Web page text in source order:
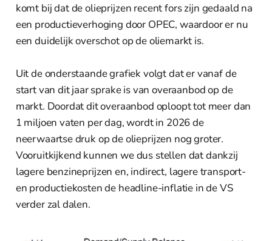
komt bij dat de olieprijzen recent fors zijn gedaald na
een productieverhoging door OPEC, waardoor er nu
een duidelijk overschot op de oliemarkt is.
Uit de onderstaande grafiek volgt dat er vanaf de
start van dit jaar sprake is van overaanbod op de
markt. Doordat dit overaanbod oploopt tot meer dan
1 miljoen vaten per dag, wordt in 2026 de
neerwaartse druk op de olieprijzen nog groter.
Vooruitkijkend kunnen we dus stellen dat dankzij
lagere benzineprijzen en, indirect, lagere transport-
en productiekosten de headline-inflatie in de VS
verder zal dalen.